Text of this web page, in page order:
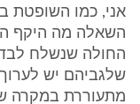
אני, כמו השופטת
השאלה מה היקף
החולה שנשלח
שלגביהם יש
מתעוררת במקרה